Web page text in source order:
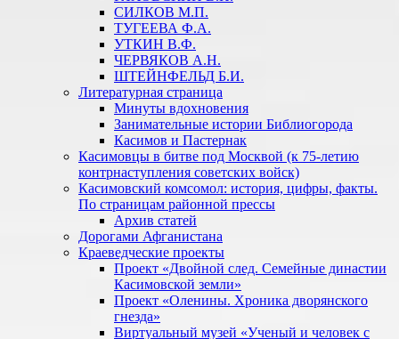
СИЛКОВ М.П.
ТУГЕЕВА Ф.А.
УТКИН В.Ф.
ЧЕРВЯКОВ А.Н.
ШТЕЙНФЕЛЬД Б.И.
Литературная страница
Минуты вдохновения
Занимательные истории Библиогорода
Касимов и Пастернак
Касимовцы в битве под Москвой (к 75-летию
контрнаступления советских войск)
Касимовский комсомол: история, цифры, факты.
По страницам районной прессы
Архив статей
Дорогами Афганистана
Краеведческие проекты
Проект «Двойной след. Семейные династии
Касимовской земли»
Проект «Оленины. Хроника дворянского
гнезда»
Виртуальный музей «Ученый и человек с